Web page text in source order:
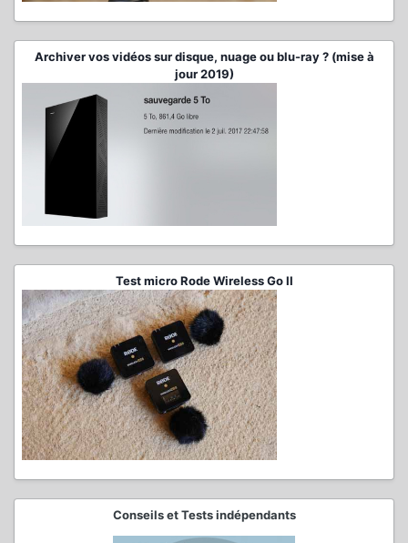
Archiver vos vidéos sur disque, nuage ou blu-ray ? (mise à
jour 2019)
Test micro Rode Wireless Go II
Conseils et Tests indépendants